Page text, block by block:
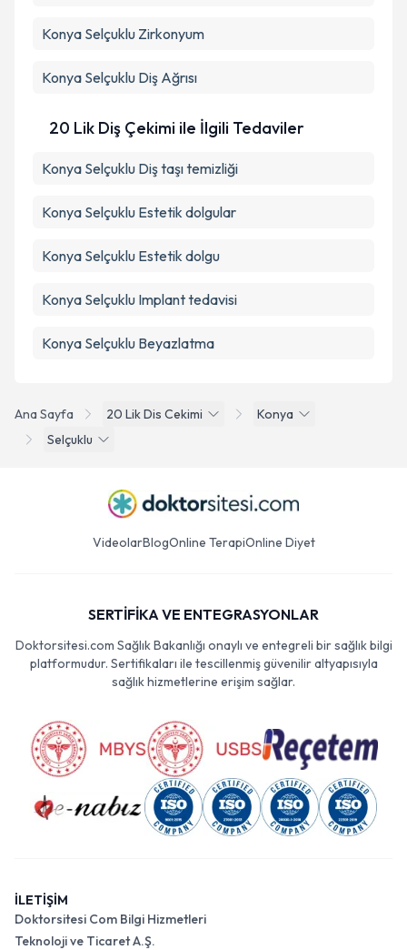
Ana Sayfa 20 Lik Dis Cekimi
Konya
Selçuklu
Konya Selçuklu Zirkonyum
Konya Selçuklu Diş Ağrısı
20 Lik Diş Çekimi ile İlgili Tedaviler
Konya Selçuklu Diş taşı temizliği
Konya Selçuklu Estetik dolgular
Konya Selçuklu Estetik dolgu
Konya Selçuklu Implant tedavisi
Konya Selçuklu Beyazlatma
VideolarBlogOnline TerapiOnline Diyet
SERTİFİKA VE ENTEGRASYONLAR
Doktorsitesi.com Sağlık Bakanlığı onaylı ve entegreli bir sağlık bilgi
platformudur. Sertifikaları ile tescillenmiş güvenilir altyapısıyla
sağlık hizmetlerine erişim sağlar.
İLETİŞİM
Doktorsitesi Com Bilgi Hizmetleri
Teknoloji ve Ticaret A.Ş.